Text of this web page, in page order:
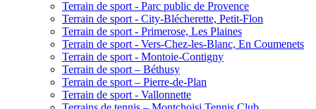
Terrain de sport - Parc public de Provence
Terrain de sport - City-Blécherette, Petit-Flon
Terrain de sport - Primerose, Les Plaines
Terrain de sport - Vers-Chez-les-Blanc, En Coumenets
Terrain de sport - Montoie-Contigny
Terrain de sport – Béthusy
Terrain de sport – Pierre-de-Plan
Terrain de sport - Vallonnette